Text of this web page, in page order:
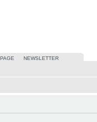
NEWSLETTER